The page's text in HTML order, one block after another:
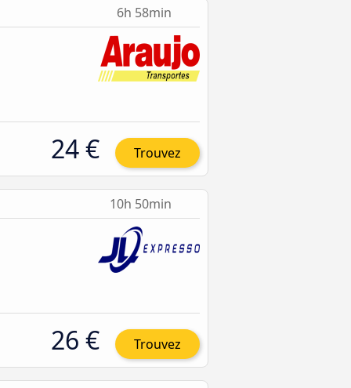
6h 58min
24 € Trouvez
10h 50min
26 € Trouvez